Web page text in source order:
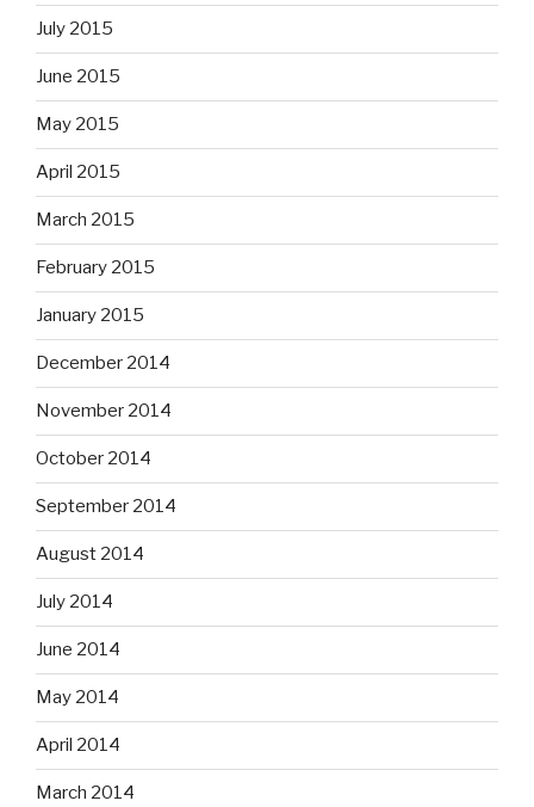
July 2015
June 2015
May 2015
April 2015
March 2015
February 2015
January 2015
December 2014
November 2014
October 2014
September 2014
August 2014
July 2014
June 2014
May 2014
April 2014
March 2014